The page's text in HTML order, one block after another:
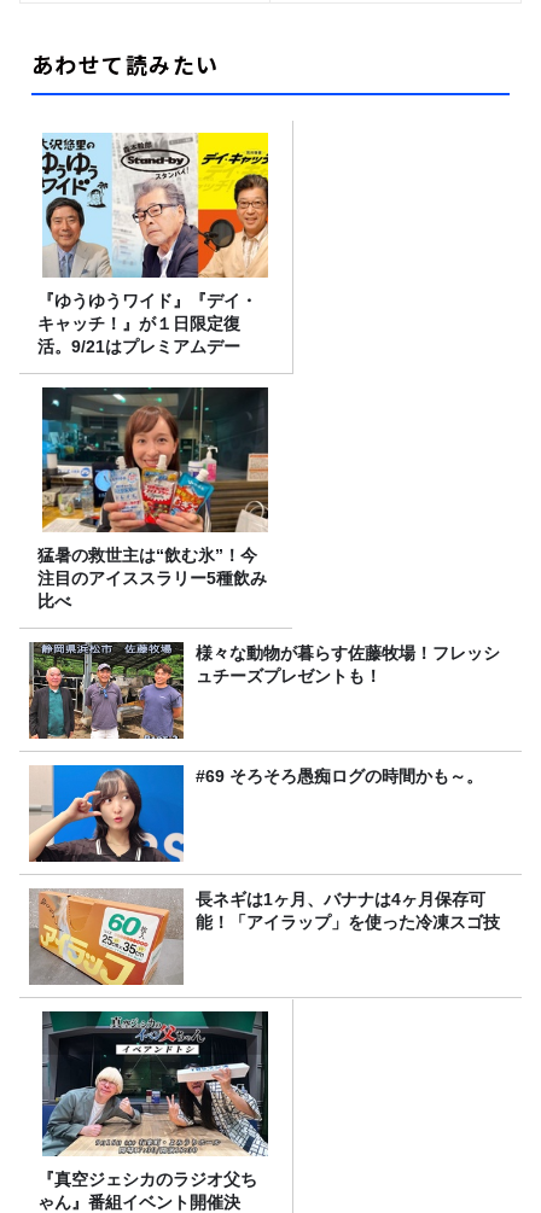
あわせて読みたい
『ゆうゆうワイド』『デイ・
キャッチ！』が１日限定復
活。9/21はプレミアムデー
猛暑の救世主は“飲む氷”！今
注目のアイススラリー5種飲み
比べ
様々な動物が暮らす佐藤牧場！フレッシ
ュチーズプレゼントも！
#69 そろそろ愚痴ログの時間かも～。
長ネギは1ヶ月、バナナは4ヶ月保存可
能！「アイラップ」を使った冷凍スゴ技
『真空ジェシカのラジオ父ち
ゃん』番組イベント開催決